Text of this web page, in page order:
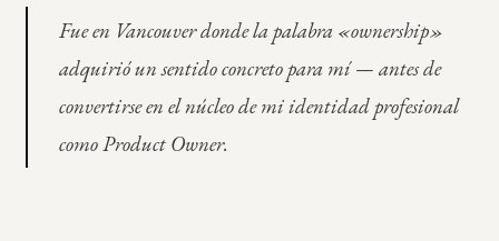
Fue en Vancouver donde la palabra «ownership»
adquirió un sentido concreto para mí — antes de
convertirse en el núcleo de mi identidad profesional
como Product Owner.